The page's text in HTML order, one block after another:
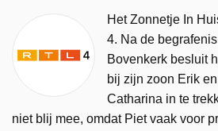
Het Zonnetje In
4. Na de
Bovenkerk besluit
bij zijn zoon Erik
Catharina in te
niet blij mee, omdat Piet vaak voor